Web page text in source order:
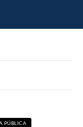
PÚBLICA